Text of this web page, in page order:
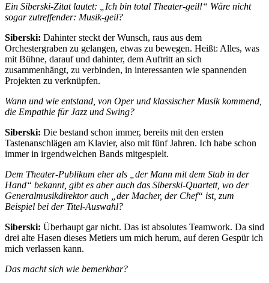
Ein Siberski-Zitat lautet: „Ich bin total Theater-geil!“ Wäre nicht
sogar zutreffender: Musik-geil?
Siberski: Dahinter steckt der Wunsch, raus aus dem
Orchestergraben zu gelangen, etwas zu bewegen. Heißt: Alles, was
mit Bühne, darauf und dahinter, dem Auftritt an sich
zusammenhängt, zu verbinden, in interessanten wie spannenden
Projekten zu verknüpfen.
Wann und wie entstand, von Oper und klassischer Musik kommend,
die Empathie für Jazz und Swing?
Siberski: Die bestand schon immer, bereits mit den ersten
Tastenanschlägen am Klavier, also mit fünf Jahren. Ich habe schon
immer in irgendwelchen Bands mitgespielt.
Dem Theater-Publikum eher als „der Mann mit dem Stab in der
Hand“ bekannt, gibt es aber auch das Siberski-Quartett, wo der
Generalmusikdirektor auch „der Macher, der Chef“ ist, zum
Beispiel bei der Titel-Auswahl?
Siberski: Überhaupt gar nicht. Das ist absolutes Teamwork. Da sind
drei alte Hasen dieses Metiers um mich herum, auf deren Gespür ich
mich verlassen kann.
Das macht sich wie bemerkbar?